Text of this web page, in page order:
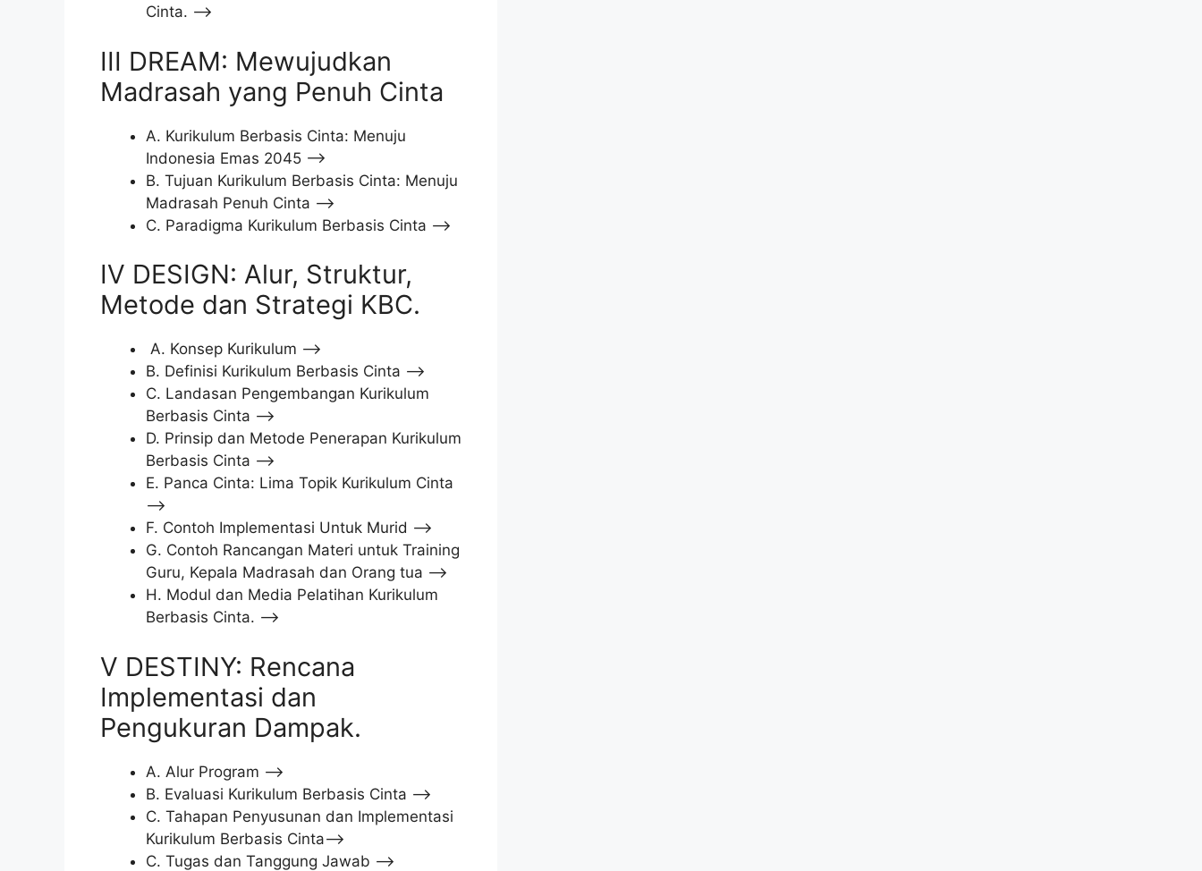
Cinta. –>
III DREAM: Mewujudkan
Madrasah yang Penuh Cinta
A. Kurikulum Berbasis Cinta: Menuju
Indonesia Emas 2045 –>
B. Tujuan Kurikulum Berbasis Cinta: Menuju
Madrasah Penuh Cinta –>
C. Paradigma Kurikulum Berbasis Cinta –>
IV DESIGN: Alur, Struktur,
Metode dan Strategi KBC.
A. Konsep Kurikulum –>
B. Definisi Kurikulum Berbasis Cinta –>
C. Landasan Pengembangan Kurikulum
Berbasis Cinta –>
D. Prinsip dan Metode Penerapan Kurikulum
Berbasis Cinta –>
E. Panca Cinta: Lima Topik Kurikulum Cinta
–>
F. Contoh Implementasi Untuk Murid –>
G. Contoh Rancangan Materi untuk Training
Guru, Kepala Madrasah dan Orang tua –>
H. Modul dan Media Pelatihan Kurikulum
Berbasis Cinta. –>
V DESTINY: Rencana
Implementasi dan
Pengukuran Dampak.
A. Alur Program –>
B. Evaluasi Kurikulum Berbasis Cinta –>
C. Tahapan Penyusunan dan Implementasi
Kurikulum Berbasis Cinta–>
C. Tugas dan Tanggung Jawab –>